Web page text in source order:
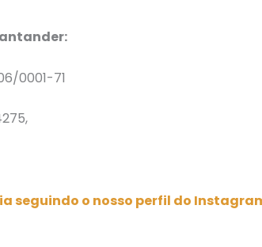
0001-71
seguindo o nosso perfil do